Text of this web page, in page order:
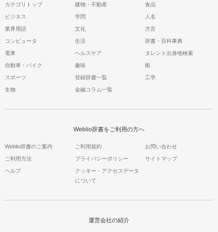
カテゴリトップ 建物・不動産 食品
ビジネス 学問 人名
業界用語 文化 方言
コンピュータ 生活 辞書・百科事典
電車 ヘルスケア タレント出身地検索
自動車・バイク 趣味 船
スポーツ 登録辞書一覧 工学
生物 金融コラム一覧
Weblio辞書をご利用の方へ
Weblio辞書のご案内 ご利用規約 お問い合わせ
ご利用方法 プライバシーポリシー サイトマップ
ヘルプ
クッキー・アクセスデータ
について
運営会社の紹介